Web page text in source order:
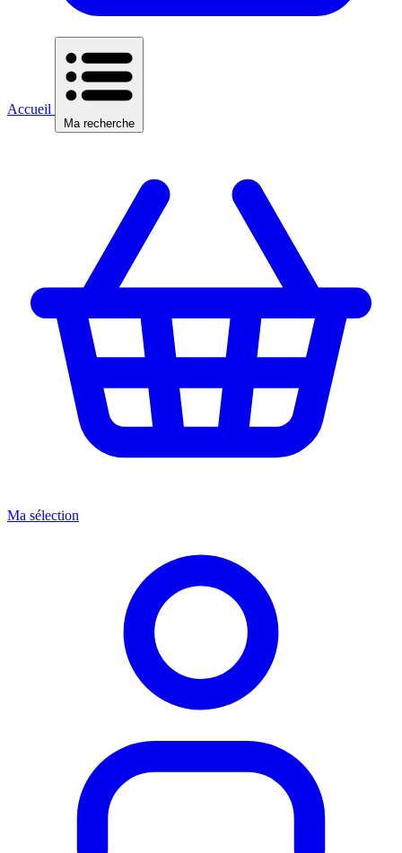
Accueil
Ma recherche
Ma sélection